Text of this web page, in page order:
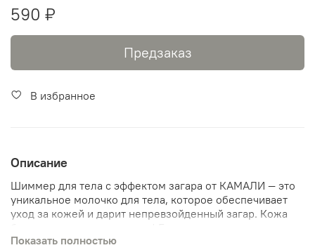
590 ₽
Предзаказ
В избранное
Описание
Шиммер для тела с эффектом загара от КАМАЛИ — это
уникальное молочко для тела, которое обеспечивает
уход за кожей и дарит непревзойденный загар. Кожа
пигменты сливаются с вашим естественным тоном
Показать полностью